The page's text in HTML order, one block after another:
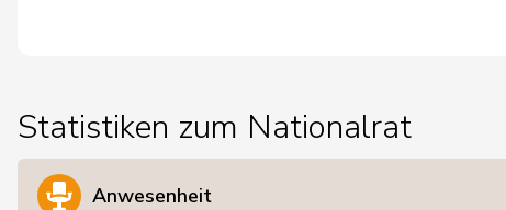
Statistiken zum Nationalrat
Anwesenheit